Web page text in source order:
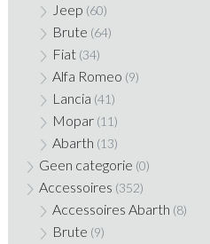
Jeep (60)
Brute (64)
Fiat (34)
Alfa Romeo (9)
Lancia (41)
Mopar (11)
Abarth (13)
Geen categorie (0)
Accessoires (352)
Accessoires Abarth (8)
Brute (9)